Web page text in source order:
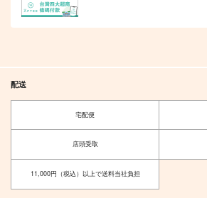
2,044円
カイザー×潔世一
1,257円
カイザー×潔世一
配送
宅配便
店頭受取
11,000円（税込）以上で送料当社負担